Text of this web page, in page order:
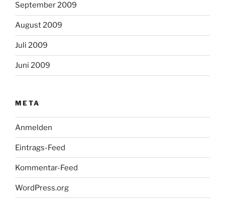
September 2009
August 2009
Juli 2009
Juni 2009
META
Anmelden
Eintrags-Feed
Kommentar-Feed
WordPress.org